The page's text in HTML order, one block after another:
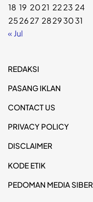
18 19 2021 2223 24
252627 28293031
« Jul
REDAKSI
PASANG IKLAN
CONTACT US
PRIVACY POLICY
DISCLAIMER
KODE ETIK
PEDOMAN MEDIA SIBER